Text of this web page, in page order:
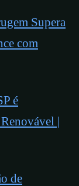
Supera
com
é
|
de